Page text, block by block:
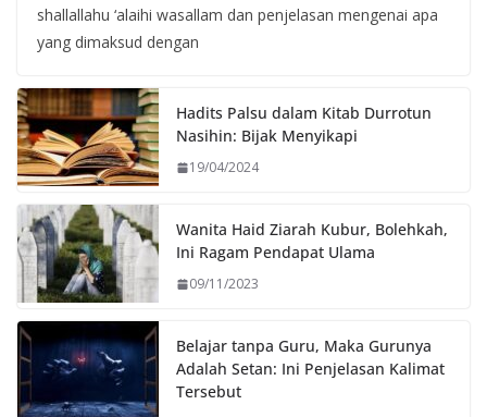
shallallahu ‘alaihi wasallam dan penjelasan mengenai apa
yang dimaksud dengan
Hadits Palsu dalam Kitab Durrotun
Nasihin: Bijak Menyikapi
19/04/2024
Wanita Haid Ziarah Kubur, Bolehkah,
Ini Ragam Pendapat Ulama
09/11/2023
Belajar tanpa Guru, Maka Gurunya
Adalah Setan: Ini Penjelasan Kalimat
Tersebut